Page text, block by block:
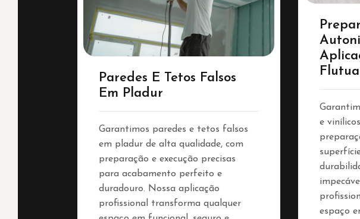
Paredes E Tetos Falsos
Em Pladur
Garantimos paredes e tetos falsos
em pladur de alta qualidade, com
preparação e execução precisas
para acabamento perfeito e
duradouro. Nossa aplicação
profissional transforma qualquer
e
espaço